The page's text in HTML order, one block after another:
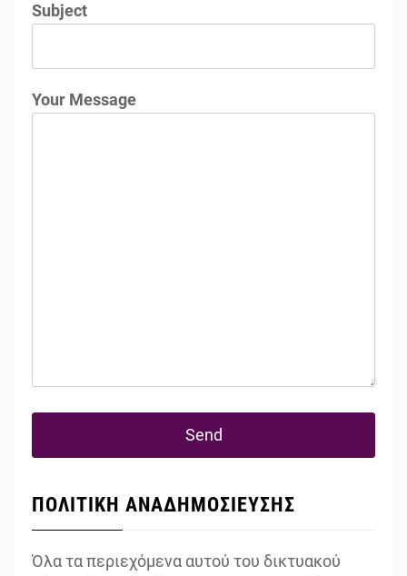
Subject
Your Message
ΠΟΛΙΤΙΚΗ ΑΝΑΔΗΜΟΣΙΕΥΣΗΣ
Όλα τα περιεχόμενα αυτού του δικτυακού